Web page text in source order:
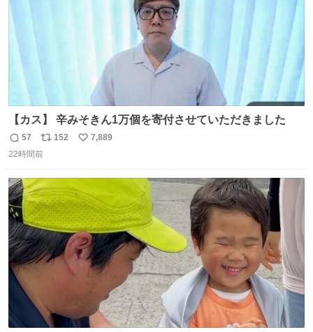
【カス】 辛みそきん1万個を寄付させていただきました
返
信
57
リ
ポ
ト
数
152
い
数
7,889
22時間前